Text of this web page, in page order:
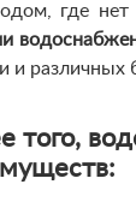
где
и
того,